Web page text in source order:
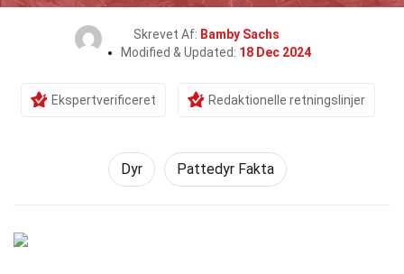
Skrevet Af: Bamby Sachs
Modified & Updated: 18 Dec 2024
Ekspertverificeret Redaktionelle retningslinjer
Dyr Pattedyr Fakta